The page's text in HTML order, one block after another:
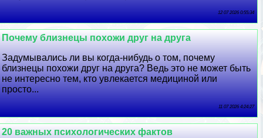
12 07 2026 0:55:34
Почему близнецы похожи друг на друга
Задумывались ли вы когда-нибудь о том, почему
близнецы похожи друг на друга? Ведь это не может быть
не интересно тем, кто увлекается медициной или
просто...
11 07 2026 4:24:27
20 важных психологических фактов